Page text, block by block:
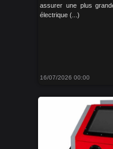
assurer une plus
électrique (...)
16/07/2026 00:00